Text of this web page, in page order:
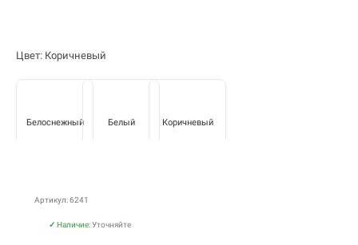
Цвет: Коричневый
Белоснежный Белый Коричневый
Артикул: 6241
✓ Наличие:Уточняйте